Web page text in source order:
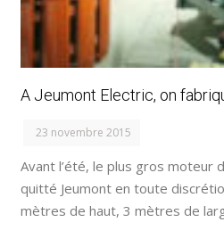
A Jeumont Electric, on
23 novembre 2015
Avant l’été, le plus gros moteur
quitté Jeumont en toute
mètres de haut, 3 mètres de